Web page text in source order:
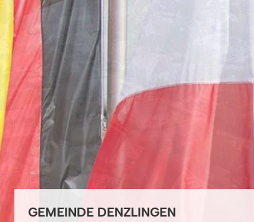
GEMEINDE DENZLINGEN